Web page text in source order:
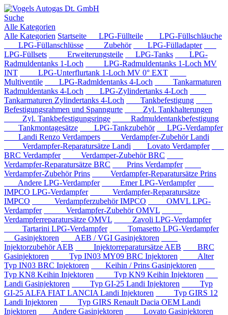
Suche
Alle Kategorien
Alle Kategorien Startseite LPG-Füllteile
LPG-Füllschläuche
LPG-Füllanschlüsse
Zubehör
LPG-Fülladapter
LPG-Füllsets
Erweiterungsteile LPG-Tanks
LPG-
Radmuldentanks 1-Loch
LPG-Radmuldentanks 1-Loch MV
INT
LPG-Unterflurtank 1-Loch MV 0° EXT
Multiventile
LPG-Radmldentanks 4-Loch
Tankarmaturen
Radmuldentanks 4-Loch
LPG-Zylindertanks 4-Loch
Tankarmaturen Zylindertanks 4-Loch
Tankbefestigung
Befestigungsrahmen und Spanngurte
Zyl. Tankhalterungen
Zyl. Tankbefestigungsringe
Radmuldentankbefestigung
Tankmontagesätze
LPG-Tankzubehör
LPG-Verdampfer
Landi Renzo Verdampers
Verdampfer-Zubehör Landi
Verdampfer-Reparatursätze Landi
Lovato Verdampfer
BRC Verdampfer
Verdamper-Zubehör BRC
Verdampfer-Reparatursätze BRC
Prins Verdampfer
Verdampfer-Zubehör Prins
Verdampfer-Reparatursätze Prins
Andere LPG-Verdampfer
Emer LPG-Verdampfer
IMPCO LPG-Verdampfer
Verdampfer-Reparatursätze
IMPCO
Verdampferzubehör IMPCO
OMVL LPG-
Verdampfer
Verdampfer-Zubehör OMVL
Verdampferreparatursätze OMVL
Zavoli LPG-Verdampfer
Tartarini LPG-Verdampfer
Tomasetto LPG-Verdampfer
Gasinjektoren
AEB / VGI Gasinjektoren
Injektorzubehör AEB
Injektorreparatursätze AEB
BRC
Gasinjektoren
Typ IN03 MY09 BRC Injektoren
Alter
Typ IN03 BRC Injektoren
Keihin / Prins Gasinjektoren
Typ KN8 Keihin Injektoren
Typ KN9 Keihin Injektoren
Landi Gasinjektoren
Typ GI-25 Landi Injektoren
Typ
GI-25 ALFA FIAT LANCIA Landi Injektoren
Typ GIRS 12
Landi Injektoren
Typ GIRS Renault Dacia OEM Landi
Injektoren
Andere Gasinjektoren
Lovato Gasinjektoren